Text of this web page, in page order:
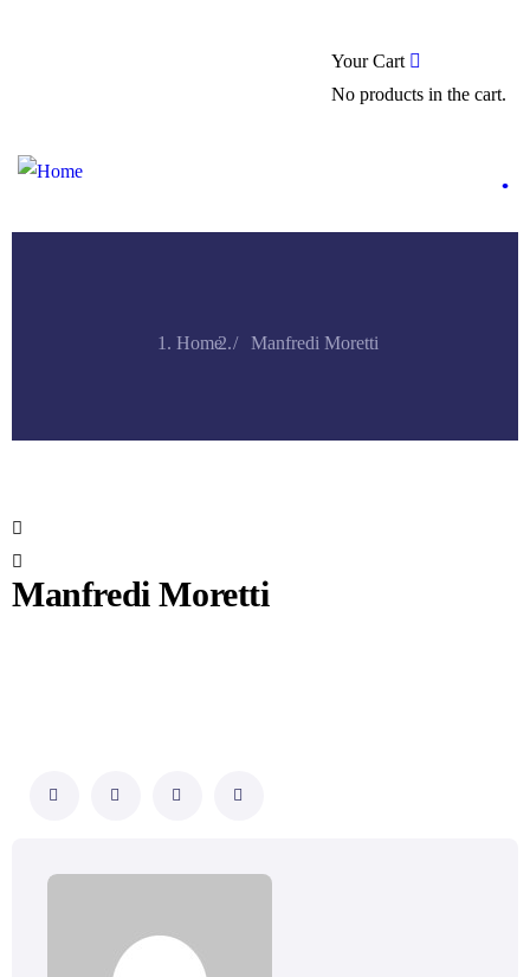
Your Cart
No products in the cart.
.
Home Manfredi Moretti
Manfredi Moretti